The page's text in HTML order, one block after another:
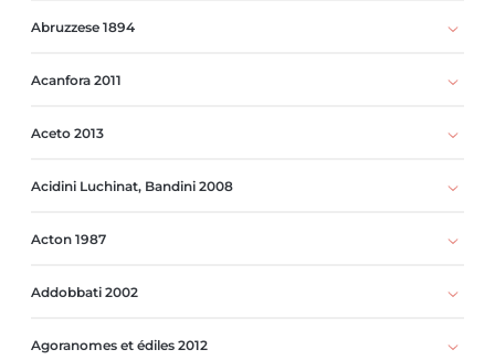
Abruzzese 1894
Acanfora 2011
Aceto 2013
Acidini Luchinat, Bandini 2008
Acton 1987
Addobbati 2002
Agoranomes et édiles 2012